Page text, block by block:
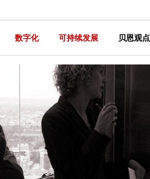
数字化 可持续发展 贝恩观点